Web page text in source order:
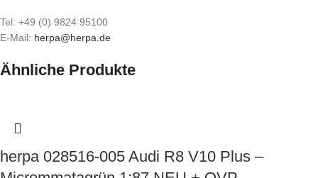
Tel: +49 (0) 9824 95100
E-Mail: herpa@herpa.de
Ähnliche Produkte
herpa 028516-005 Audi R8 V10 Plus –